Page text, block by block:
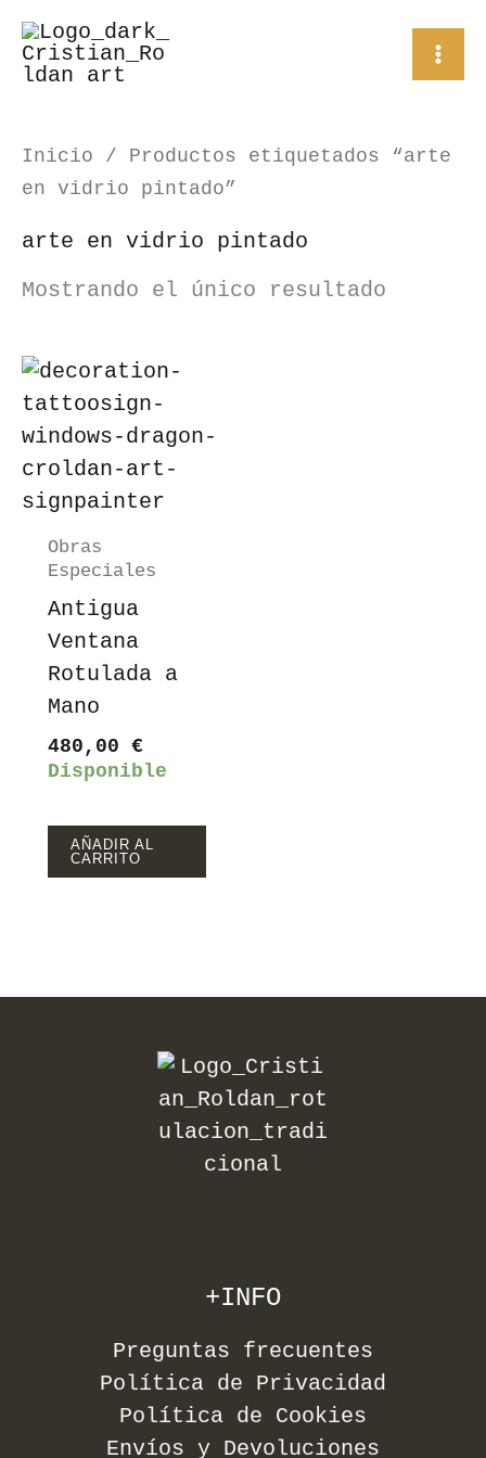
al
contenido
Inicio / Productos etiquetados “arte
en vidrio pintado”
arte en vidrio pintado
Mostrando el único resultado
Obras
Especiales
Antigua
Ventana
Rotulada a
Mano
480,00 €
Disponible
AÑADIR AL
CARRITO
+INFO
Preguntas frecuentes
Política de Privacidad
Política de Cookies
Envíos y Devoluciones